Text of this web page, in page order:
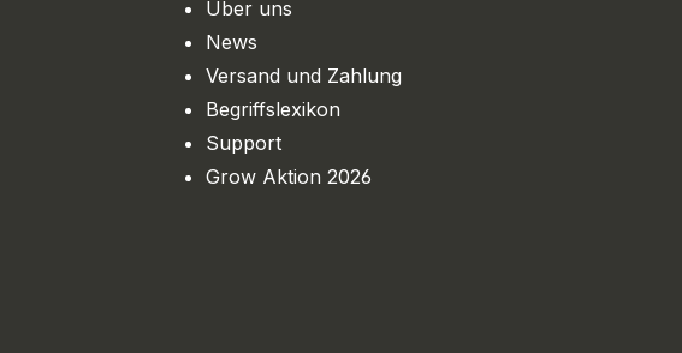
Über uns
News
Versand und Zahlung
Begriffslexikon
Support
Grow Aktion 2026